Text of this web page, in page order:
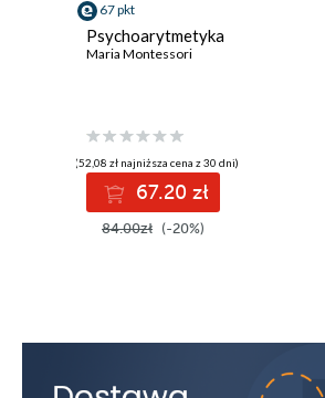
67 pkt
Psychoarytmetyka
Maria Montessori
(52,08 zł najniższa cena z 30 dni)
67.20 zł
84.00zł (-20%)